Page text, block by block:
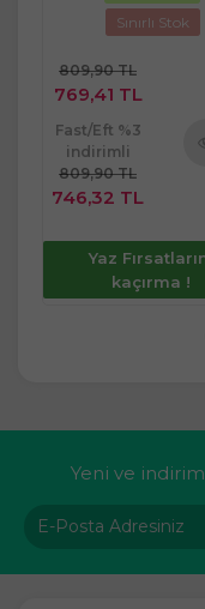
Sınırlı Stok
809,90 TL
769,41 TL
Fast/Eft %3
indirimli
809,90 TL
746,32 TL
Yaz
kaçırma !
Yeni ve